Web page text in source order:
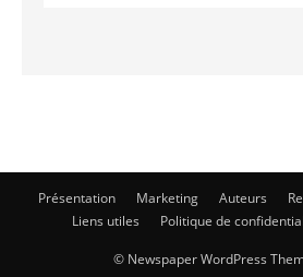
Présentation Marketing Auteurs
Liens utiles
Politique de
© Newspaper WordPress